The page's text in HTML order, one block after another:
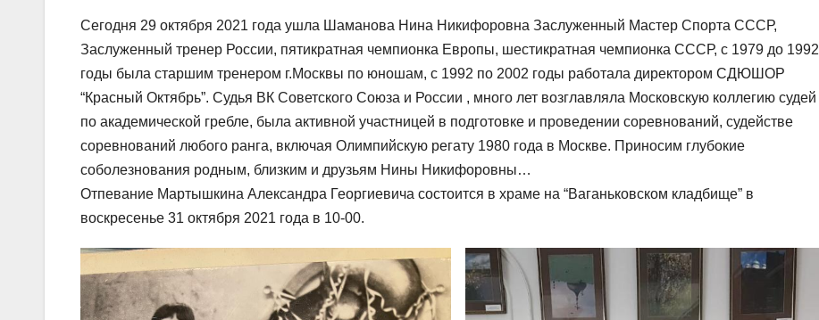
Сегодня 29 октября 2021 года ушла Шаманова Нина Никифоровна Заслуженный Мастер Спорта СССР,
Заслуженный тренер России, пятикратная чемпионка Европы, шестикратная чемпионка СССР, с 1979 до 1992
годы была старшим тренером г.Москвы по юношам, с 1992 по 2002 годы работала директором СДЮШОР
“Красный Октябрь”. Судья ВК Советского Союза и России , много лет возглавляла Московскую коллегию судей
по академической гребле, была активной участницей в подготовке и проведении соревнований, судействе
соревнований любого ранга, включая Олимпийскую регату 1980 года в Москве. Приносим глубокие
соболезнования родным, близким и друзьям Нины Никифоровны…
Отпевание Мартышкина Александра Георгиевича состоится в храме на “Ваганьковском кладбище” в
воскресенье 31 октября 2021 года в 10-00.